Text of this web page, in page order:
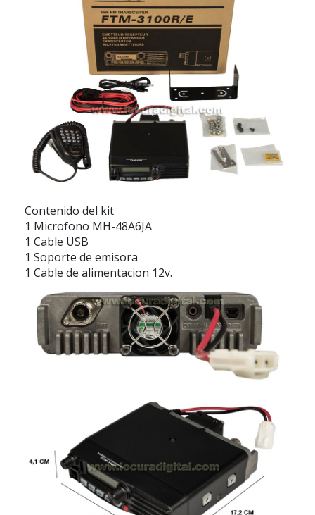
Contenido del kit
1 Microfono MH-48A6JA
1 Cable USB
1 Soporte de emisora
1 Cable de alimentacion 12v.